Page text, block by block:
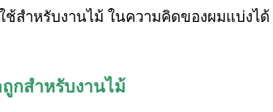
ช้สำหรับงานไม้ ในความคิดของผมแบ่งได้
ถูกสำหรับงานไม้